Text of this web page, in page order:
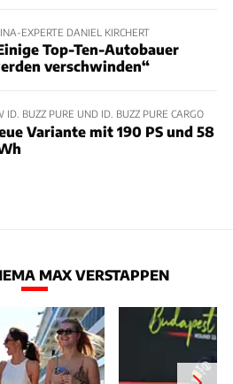
EXPERTE DANIEL KIRCHERT
Top-Ten-Autobauer
verschwinden“
ID. BUZZ PURE UND ID. BUZZ PURE CARGO
Variante mit 190 PS und 58
MAX VERSTAPPEN